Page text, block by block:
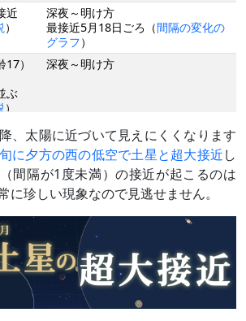
近
）
深夜～明け方
最接近5月18日ごろ（間隔の変化の
グラフ）
）
ぶ
）
深夜～明け方
14）
ぶ
）
宵～明け方
う）
太陽の反対に来る（深夜に南に見え
12）
宵～未明
13）
夕方
10）
未明／夕方～深夜
、太陽に近づいて見えにくくなります
に夕方の西の低空で土星と超大接近し
間隔が1度未満）の接近が起こるのは
に珍しい現象なので見逃せません。